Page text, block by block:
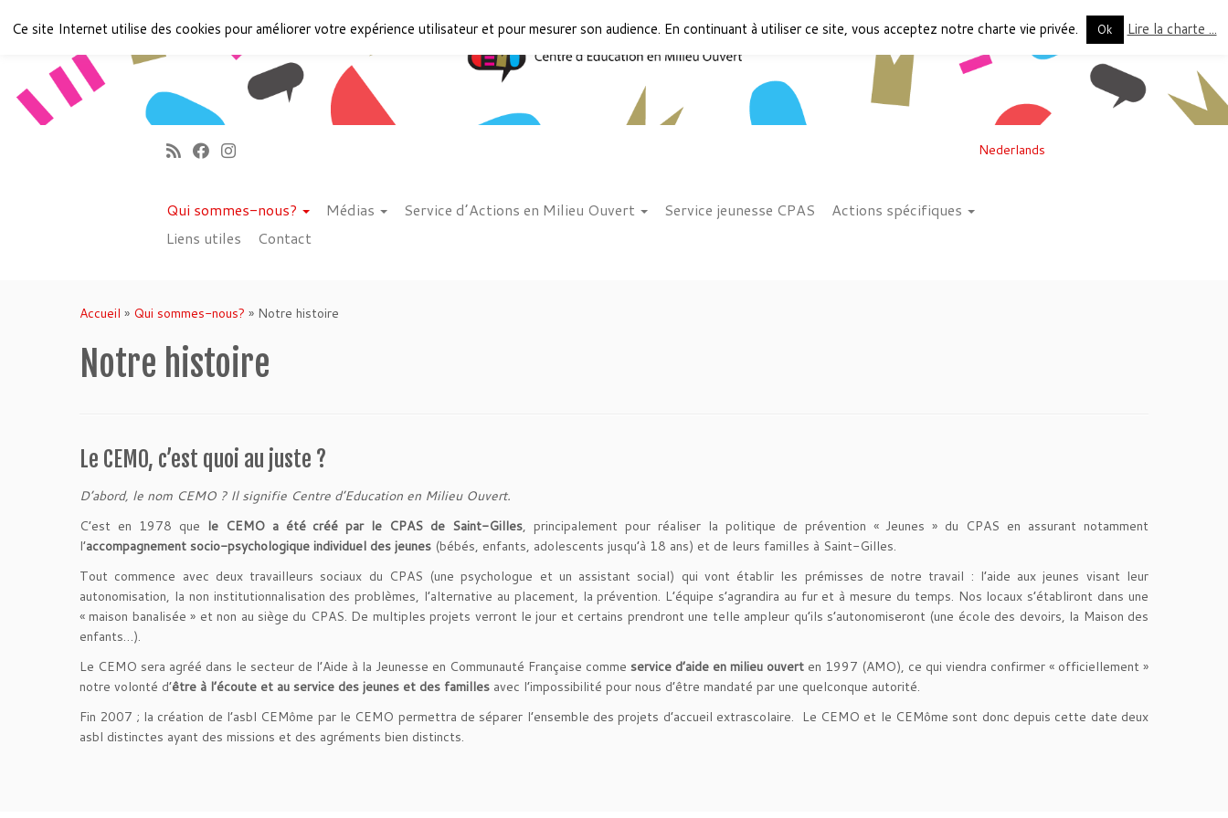
Nederlands
Qui sommes-nous? Médias Service d’Actions en Milieu Ouvert Service jeunesse CPAS
Actions spécifiques
Liens utiles
Contact
Accueil » Qui sommes-nous? » Notre histoire
Notre histoire
Le CEMO, c’est quoi au juste ?
D’abord, le nom CEMO ? Il signifie Centre d’Education en Milieu Ouvert.
C’est en 1978 que le CEMO a été créé par le CPAS de Saint-Gilles, principalement pour réaliser la politique de prévention « Jeunes » du CPAS en assurant notamment
l’accompagnement socio-psychologique individuel des jeunes (bébés, enfants, adolescents jusqu’à 18 ans) et de leurs familles à Saint-Gilles.
Tout commence avec deux travailleurs sociaux du CPAS (une psychologue et un assistant social) qui vont établir les prémisses de notre travail : l’aide aux jeunes visant leur
autonomisation, la non institutionnalisation des problèmes, l’alternative au placement, la prévention. L’équipe s’agrandira au fur et à mesure du temps. Nos locaux s’établiront dans une
« maison banalisée » et non au siège du CPAS. De multiples projets verront le jour et certains prendront une telle ampleur qu’ils s’autonomiseront (une école des devoirs, la Maison des
enfants…).
Le CEMO sera agréé dans le secteur de l’Aide à la Jeunesse en Communauté Française comme service d’aide en milieu ouvert en 1997 (AMO), ce qui viendra confirmer « officiellement »
notre volonté d’être à l’écoute et au service des jeunes et des familles avec l’impossibilité pour nous d’être mandaté par une quelconque autorité.
Fin 2007 ; la création de l’asbl CEMôme par le CEMO permettra de séparer l’ensemble des projets d’accueil extrascolaire. Le CEMO et le CEMôme sont donc depuis cette date deux
asbl distinctes ayant des missions et des agréments bien distincts.
Ce site Internet utilise des cookies pour améliorer votre expérience utilisateur et pour mesurer son audience. En continuant à utiliser ce site, vous acceptez notre charte vie privée. Ok Lire la charte ...